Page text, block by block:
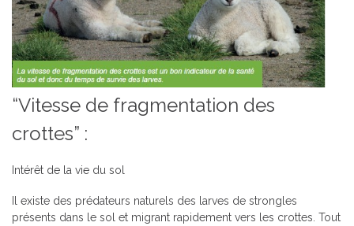
“Vitesse de fragmentation des
crottes” :
Intérêt de la vie du sol
Il existe des prédateurs naturels des larves de strongles
présents dans le sol et migrant rapidement vers les crottes. Tout